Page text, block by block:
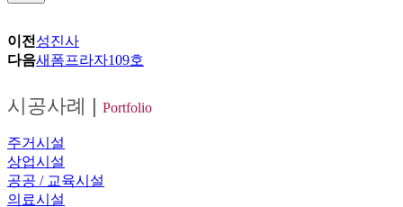
이전 성진사
다음새폼프라자109호
시공사례 | Portfolio
주거시설
상업시설
공공 / 교육시설
의료시설